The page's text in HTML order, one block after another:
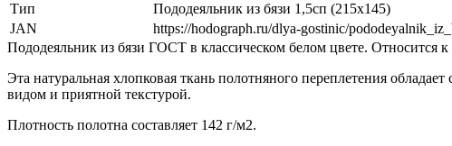
Тип
Пододеяльник из бязи 1,5сп (215х145)
JAN
https://hodograph.ru/dlya-gostinic/
Пододеяльник из бязи ГОСТ в классическом белом цвете. Относится
Эта натуральная хлопковая ткань полотняного переплетения
видом и приятной текстурой.
Плотность полотна составляет 142 г/м2.